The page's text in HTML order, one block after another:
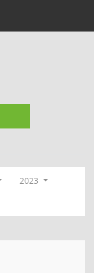
2023